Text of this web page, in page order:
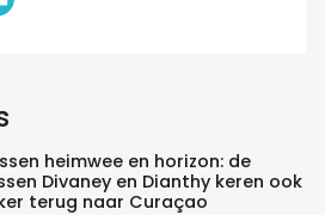
heimwee en horizon: de
Divaney en Dianthy keren ook
terug naar Curaçao